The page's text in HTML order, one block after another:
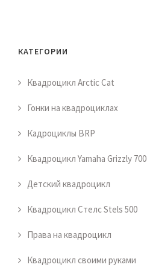
КАТЕГОРИИ
Квадроцикл Arctic Cat
Гонки на квадроциклах
Кадроциклы BRP
Квадроцикл Yamaha Grizzly 700
Детский квадроцикл
Квадроцикл Стелс Stels 500
Права на квадроцикл
Квадроцикл своими руками